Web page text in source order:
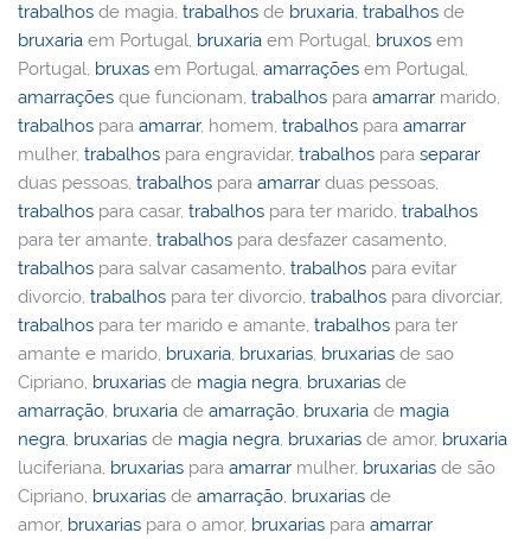
trabalhos de magia,trabalhos de bruxaria,trabalhos de
bruxaria em Portugal, bruxaria em Portugal, bruxos em
Portugal, bruxas em Portugal,amarrações em Portugal,
amarrações que funcionam,trabalhos paraamarrar marido,
trabalhos paraamarrar, homem,trabalhos paraamarrar
mulher,trabalhos para engravidar,trabalhos paraseparar
duas pessoas,trabalhos paraamarrar duas pessoas,
trabalhos para casar,trabalhos para ter marido,trabalhos
para ter amante,trabalhos para desfazer casamento,
trabalhos para salvar casamento,trabalhos para evitar
divorcio,trabalhos para ter divorcio,trabalhos para divorciar,
trabalhos para ter marido e amante,trabalhos para ter
amante e marido, bruxaria, bruxarias, bruxarias de sao
Cipriano, bruxarias de magia negra, bruxarias de
amarração, bruxaria deamarração, bruxaria de magia
negra, bruxarias de magia negra, bruxarias de amor, bruxaria
luciferiana, bruxarias paraamarrar mulher, bruxarias de são
Cipriano, bruxarias deamarração, bruxarias de
amor, bruxarias para o amor, bruxarias paraamarrar